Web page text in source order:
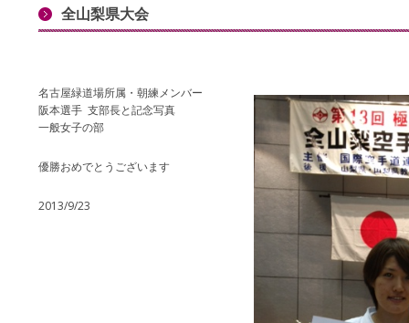
全山梨県大会
名古屋緑道場所属・朝練メンバー
阪本選手 支部長と記念写真
一般女子の部
優勝おめでとうございます
2013/9/23